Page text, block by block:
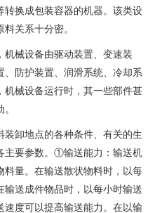
转换成包装容器的机器。该类设
关系十分密。
械设备由驱动装置、变速装
、防护装置、润滑系统、冷却系
机械设备运行时，其一些部件甚
卸地点的各种条件、有关的生
主要参数。①输送能力：输送机
料量。在输送散状物料时，以每
送成件物品时，以每小时输送
度可以提高输送能力。在以输